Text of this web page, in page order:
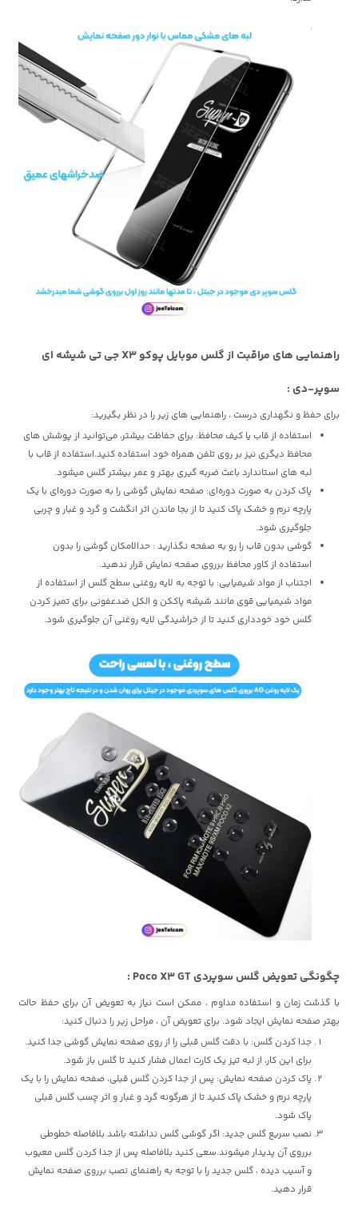
راهنمایی های مراقبت از گلس موبایل پوکو X3 جی تی شیشه ای
سوپر-دی :
برای حفظ و نگهداری درست ، راهنمایی های زیر را در نظر بگیرید:
استفاده از قاب یا کیف محافظ: برای حفاظت بیشتر، می‌توانید از پوشش های
محافظ دیگری نیز بر روی تلفن همراه خود استفاده کنید.استفاده از قاب با
لبه های استاندارد باعث ضربه گیری بهتر و عمر بیشتر گلس میشود.
پاک کردن به صورت دوره‌ای: صفحه نمایش گوشی را به صورت دوره‌ای با یک
پارچه نرم و خشک پاک کنید تا از بجا ماندن اثر انگشت و گرد و غبار و چربی
جلوگیری شود.
گوشی بدون قاب را رو به صفحه نگذارید : حدالامکان گوشی را بدون
استفاده از کاور محافظ برروی صفحه نمایش قرار ندهید.
اجتناب از مواد شیمیایی: با توجه به لایه روغنی سطح گلس از استفاده از
مواد شیمیایی قوی مانند شیشه پاککن و الکل ضدعفونی برای تمیز کردن
گلس خود خودداری کنید تا از خراشیدگی لایه روغنی آن جلوگیری شود.
چگونگی تعویض گلس سوپردی Poco X3 GT :
با گذشت زمان و استفاده مداوم ، ممکن است نیاز به تعویض آن برای حفظ حالت
بهتر صفحه نمایش ایجاد شود. برای تعویض آن ، مراحل زیر را دنبال کنید:
جدا کردن گلس: با دقت گلس قبلی را از روی صفحه نمایش گوشی جدا کنید.
برای این کار، از لبه تیز یک کارت اعمال فشار کنید تا گلس باز شود.
پاک کردن صفحه نمایش: پس از جدا کردن گلس قبلی، صفحه نمایش را با یک
پارچه نرم و خشک پاک کنید تا از هرگونه گرد و غبار و اثر چسب گلس قبلی
پاک شود.
نصب سریع گلس جدید: اگر گوشی گلس نداشته باشد بلافاصله خطوطی
برروی آن پدیدار میشوند.سعی کنید بلافاصله پس از جدا کردن گلس معیوب
و آسیب دیده ، گلس جدید را با توجه به راهنمای نصب برروی صفحه نمایش
قرار دهید.